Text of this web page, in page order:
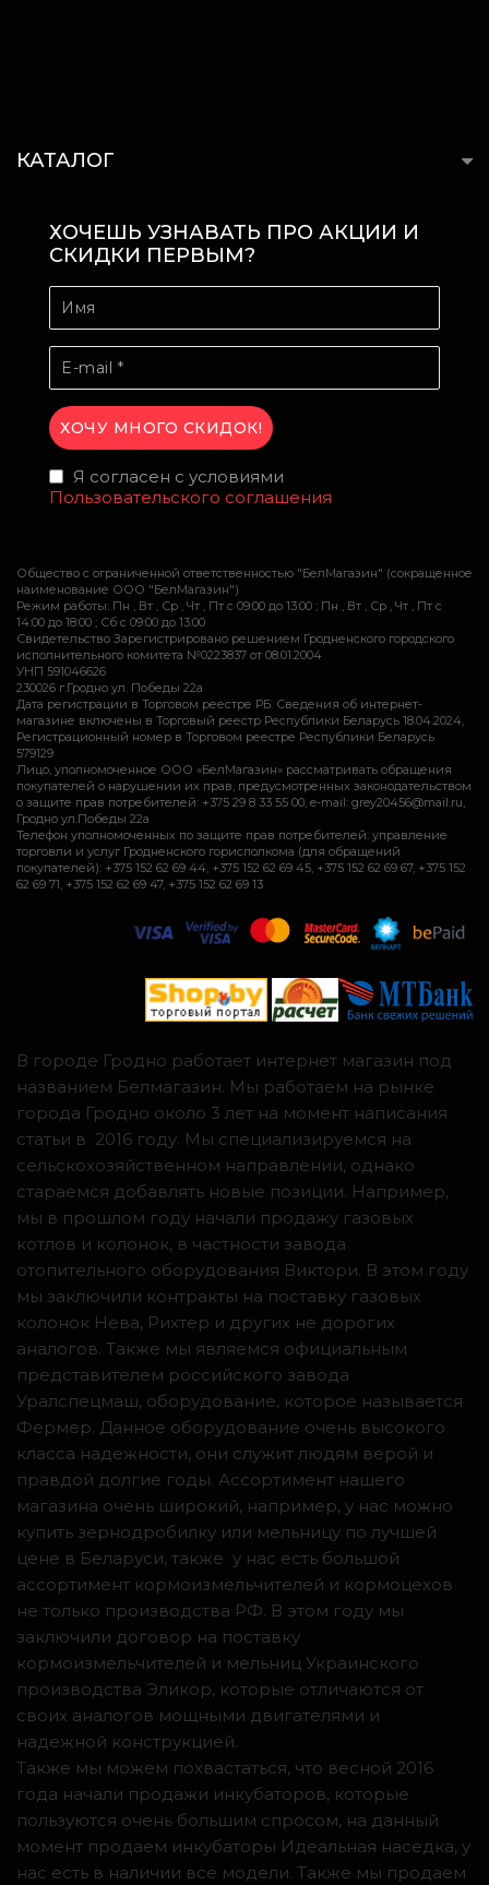
КАТАЛОГ
ХОЧЕШЬ УЗНАВАТЬ ПРО АКЦИИ И
СКИДКИ ПЕРВЫМ?
Я согласен с условиями
Пользовательского соглашения
Общество с ограниченной ответственностью "БелМагазин" (сокращенное
наименование ООО "БелМагазин")
Режим работы: Пн , Вт , Ср , Чт , Пт c 09:00 до 13:00 ; Пн , Вт , Ср , Чт , Пт c
14:00 до 18:00 ; Сб c 09:00 до 13:00
Свидетельство Зарегистрировано решением Гродненского городского
исполнительного комитета №0223837 от 08.01.2004
УНП 591046626
230026 г.Гродно ул. Победы 22а
Дата регистрации в Торговом реестре РБ: Сведения об интернет-
магазине включены в Торговый реестр Республики Беларусь 18.04.2024,
Регистрационный номер в Торговом реестре Республики Беларусь
579129
Лицо, уполномоченное ООО «БелМагазин» рассматривать обращения
покупателей о нарушении их прав, предусмотренных законодательством
о защите прав потребителей: +375 29 8 33 55 00, e-mail: grey20456@mail.ru,
Гродно ул.Победы 22а
Телефон уполномоченных по защите прав потребителей: управление
торговли и услуг Гродненского горисполкома (для обращений
покупателей): +375 152 62 69 44, +375 152 62 69 45, +375 152 62 69 67, +375 152
62 69 71, +375 152 62 69 47, +375 152 62 69 13
В городе Гродно работает интернет магазин под
названием Белмагазин. Мы работаем на рынке
города Гродно около 3 лет на момент написания
статьи в 2016 году. Мы специализируемся на
сельскохозяйственном направлении, однако
стараемся добавлять новые позиции. Например,
мы в прошлом году начали продажу газовых
котлов и колонок, в частности завода
отопительного оборудования Виктори. В этом году
мы заключили контракты на поставку газовых
колонок Нева, Рихтер и других не дорогих
аналогов. Также мы являемся официальным
представителем российского завода
Уралспецмаш, оборудование, которое называется
Фермер. Данное оборудование очень высокого
класса надежности, они служит людям верой и
правдой долгие годы. Ассортимент нашего
магазина очень широкий, например, у нас можно
купить зернодробилку или мельницу по лучшей
цене в Беларуси, также у нас есть большой
ассортимент кормоизмельчителей и кормоцехов
не только производства РФ. В этом году мы
заключили договор на поставку
кормоизмельчителей и мельниц Украинского
производства Эликор, которые отличаются от
своих аналогов мощными двигателями и
надежной конструкцией.
Также мы можем похвастаться, что весной 2016
года начали продажи инкубаторов, которые
пользуются очень большим спросом, на данный
момент продаем инкубаторы Идеальная наседка, у
нас есть в наличии все модели. Также мы продаем